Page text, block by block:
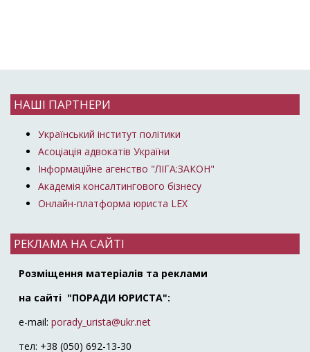
НАШІ ПАРТНЕРИ
Український інститут політики
Асоціація адвокатів України
Інформаційне агенство "ЛІГА:ЗАКОН"
Академія консалтингового бізнесу
Онлайн-платформа юриста LEX
РЕКЛАМА НА САЙТІ
Розміщення матеріалів та реклами
на сайті "ПОРАДИ ЮРИСТА":
e-mail: porady_urista@ukr.net
тел: +38 (050) 692-13-30